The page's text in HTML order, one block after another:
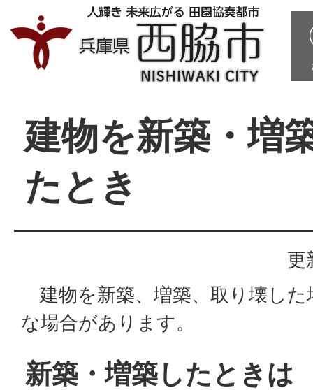
建物を新築・増
たとき
更
建物を新築、増築、取り壊した
な場合があります。
新築・増築したときは